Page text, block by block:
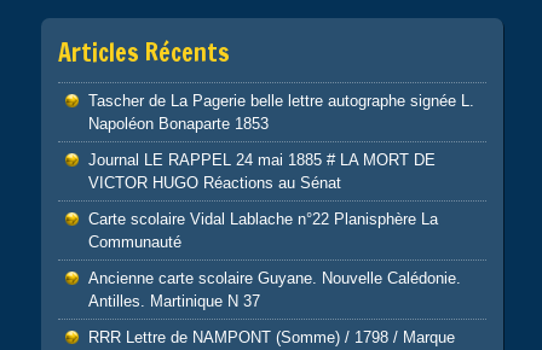
Articles Récents
Tascher de La Pagerie belle lettre autographe signée L.
Napoléon Bonaparte 1853
Journal LE RAPPEL 24 mai 1885 # LA MORT DE
VICTOR HUGO Réactions au Sénat
Carte scolaire Vidal Lablache n°22 Planisphère La
Communauté
Ancienne carte scolaire Guyane. Nouvelle Calédonie.
Antilles. Martinique N 37
RRR Lettre de NAMPONT (Somme) / 1798 / Marque